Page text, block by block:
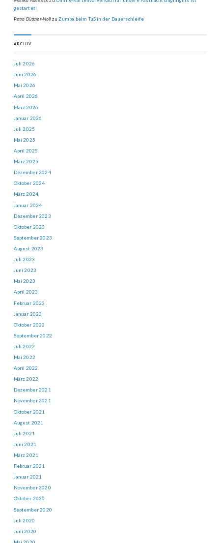
gestartet!
Petra Büttner-Noll zuZumba beim TuS in der Dauerschleife
ARCHIV
Juli 2026
Juni 2026
Mai 2026
April 2026
März 2026
Januar 2026
Juli 2025
Mai 2025
April 2025
März 2025
Dezember 2024
Oktober 2024
März 2024
Januar 2024
Dezember 2023
Oktober 2023
September 2023
August 2023
Juli 2023
Juni 2023
Mai 2023
April 2023
Februar 2023
Januar 2023
Oktober 2022
September 2022
Juli 2022
Mai 2022
April 2022
März 2022
Dezember 2021
November 2021
Oktober 2021
August 2021
Juli 2021
Juni 2021
März 2021
Februar 2021
Januar 2021
November 2020
Oktober 2020
September 2020
Juli 2020
Juni 2020